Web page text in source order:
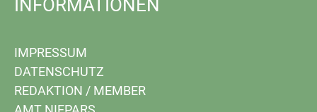
INFORMATIONEN
IMPRESSUM
DATENSCHUTZ
REDAKTION / MEMBER